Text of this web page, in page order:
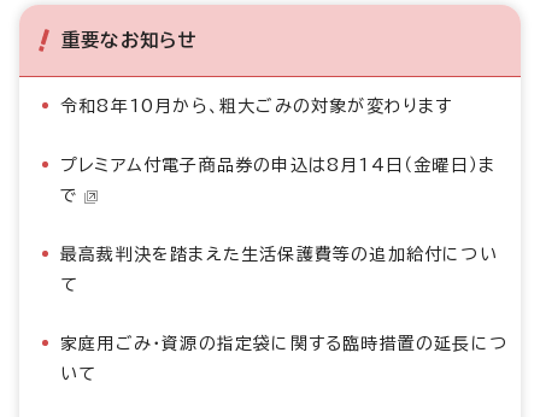
重要なお知らせ
令和8年10月から、粗大ごみの対象が変わります
プレミアム付電子商品券の申込は8月14日（金曜日）ま
で
最高裁判決を踏まえた生活保護費等の追加給付につい
て
家庭用ごみ・資源の指定袋に関する臨時措置の延長につ
いて